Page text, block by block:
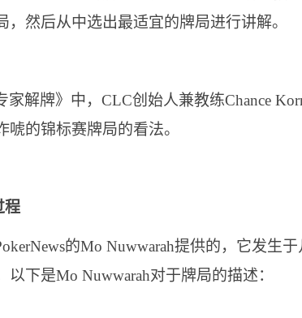
，然后从中选出最适宜的牌局进行讲解。
家解牌》中，CLC创始人兼教练Chance
唬的锦标赛牌局的看法。
程
的Mo Nuwwarah提供的，它发生
以下是Mo Nuwwarah对于牌局的描述：